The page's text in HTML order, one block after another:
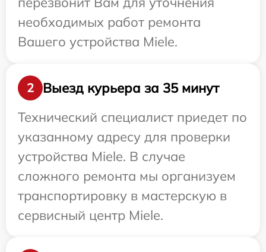
необходимых работ ремонта
Вашего устройства Miele.
2
Выезд курьера за 35 минут
Технический специалист приедет по
указанному адресу для проверки
устройства Miele. В случае
сложного ремонта мы организуем
транспортировку в мастерскую в
сервисный центр Miele.